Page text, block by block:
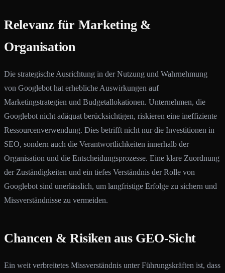
Relevanz für Marketing &
Organisation
Die strategische Ausrichtung in der Nutzung und Wahrnehmung
von Googlebot hat erhebliche Auswirkungen auf
Marketingstrategien und Budgetallokationen. Unternehmen, die
Googlebot nicht adäquat berücksichtigen, riskieren eine ineffiziente
Ressourcenverwendung. Dies betrifft nicht nur die Investitionen in
SEO, sondern auch die Verantwortlichkeiten innerhalb der
Organisation und die Entscheidungsprozesse. Eine klare Zuordnung
der Zuständigkeiten und ein tiefes Verständnis der Rolle von
Googlebot sind unerlässlich, um langfristige Erfolge zu sichern und
Missverständnisse zu vermeiden.
Chancen & Risiken aus GEO-Sicht
Ein weit verbreitetes Missverständnis unter Führungskräften ist, dass